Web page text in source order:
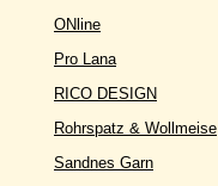
ONline
Pro Lana
RICO DESIGN
Rohrspatz & Wollmeise
Sandnes Garn